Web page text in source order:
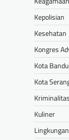
Kepolisian
Kesehatan
Kongres
Kota
Kota
Kriminalitas
Kuliner
Lingkungan